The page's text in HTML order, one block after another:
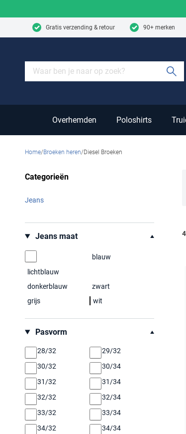
Gratis verzending & retour 90+ merken
Overhemden Poloshirts
Home Broeken heren Diesel Broeken
Categorieën
Jeans
Jeans maat
lichtblauw
blauw
donkerblauw
zwart
grijs
wit
Pasvorm
28/32
29/32
30/32
30/34
31/32
31/34
32/32
32/34
33/32
33/34
34/32
34/34